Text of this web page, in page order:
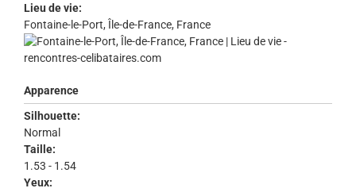
Lieu de vie:
Fontaine-le-Port, Île-de-France, France
Apparence
Silhouette:
Normal
Taille:
1.53 - 1.54
Yeux: